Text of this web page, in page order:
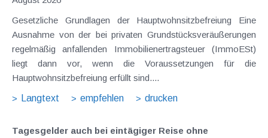
Gesetzliche Grundlagen der Hauptwohnsitzbefreiung Eine
Ausnahme von der bei privaten Grundstücksveräußerungen
regelmäßig anfallenden Immobilienertragsteuer (ImmoESt)
liegt dann vor, wenn die Voraussetzungen für die
Hauptwohnsitzbefreiung erfüllt sind....
Langtext
empfehlen drucken
Tagesgelder auch bei eintägiger Reise ohne